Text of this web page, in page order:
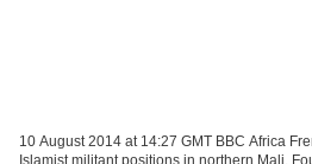
10 August 2014 at 14:27 GMT BBC Africa
Islamist militant positions in northern Mali.